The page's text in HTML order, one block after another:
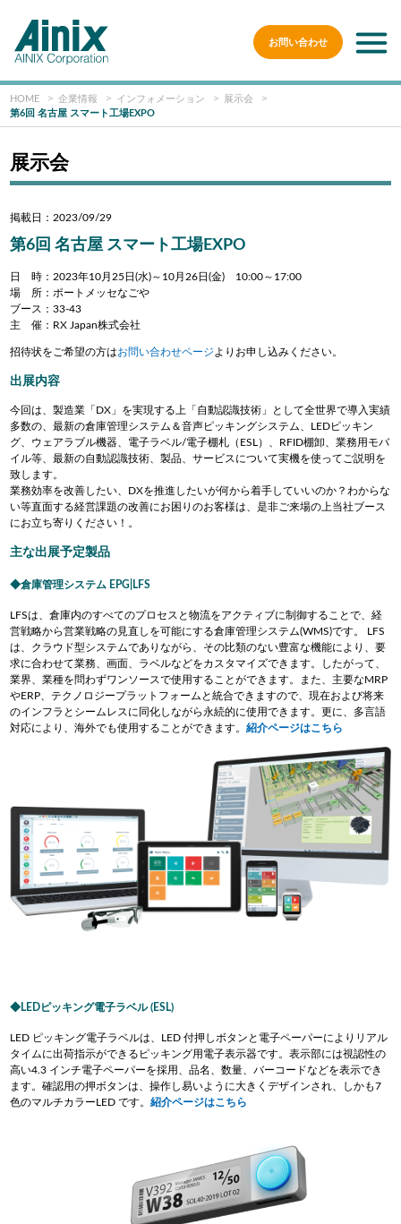
お問い合わせ
HOME 企業情報 インフォメーション
展示会
第6回 名古屋 スマート工場EXPO
展示会
掲載日：2023/09/29
第6回 名古屋 スマート工場EXPO
日 時：2023年10月25日(水)～10月26日(金) 10:00～17:00
場 所：ポートメッセなごや
ブース：33-43
主 催：RX Japan株式会社
招待状をご希望の方はお問い合わせページ よりお申し込みください。
出展内容
今回は、製造業「DX」を実現する上「自動認識技術」として全世界で導入実績
多数の、最新の倉庫管理システム＆音声ピッキングシステム、 LEDピッキン
グ、 ウェアラブル機器、電子ラベル/電子棚札（ESL）、RFID棚卸、業務用モバ
イル等、最新の自動認識技術、製品、サービスについて実機を使ってご説明を
致します。
業務効率を改善したい、DXを推進したいが何から着手していいのか？わからな
い等直面する経営課題の改善にお困りのお客様は、是非ご来場の上当社ブース
にお立ち寄りください！。
主な出展予定製品
倉庫管理システム EPG|LFS
LFSは、倉庫内のすべてのプロセスと物流をアクティブに制御することで、経
営戦略から営業戦略の見直しを可能にする倉庫管理システム(WMS)です。 LFS
は、クラウド型システムでありながら、その比類のない豊富な機能により、要
求に合わせて業務、画面、ラベルなどをカスタマイズできます。したがって、
業界、業種を問わずワンソースで使用することができます。また、主要なMRP
やERP、テクノロジープラットフォームと統合できますので、現在および将来
のインフラとシームレスに同化しながら永続的に使用できます。更に、多言語
対応により、海外でも使用することができます。紹介ページはこちら
LEDピッキング電子ラベル (ESL)
LED ピッキング電子ラベルは、LED 付押しボタンと電子ペーパーによりリアル
タイムに出荷指示ができるピッキング用電子表示器です。表示部には視認性の
高い4.3 インチ電子ペーパーを採用、品名、数量、バーコードなどを表示でき
ます。確認用の押ボタンは、操作し易いように大きくデザインされ、しかも7
色のマルチカラーLED です。紹介ページはこちら